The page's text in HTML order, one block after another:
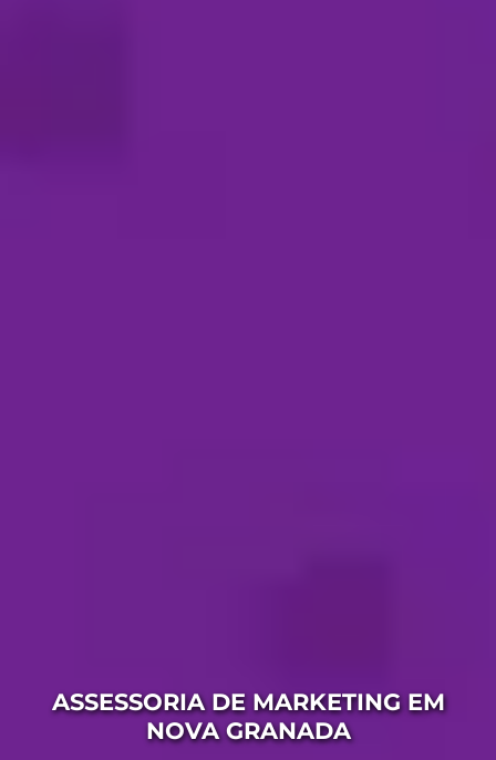
ASSESSORIA DE MARKETING EM
NOVA GRANADA